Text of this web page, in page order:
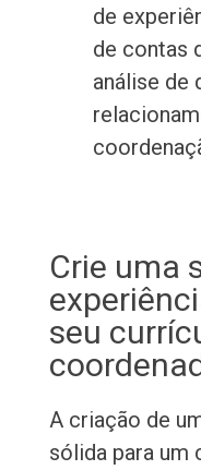
de
de contas
análise de
Crie uma
seu
A criação de
sólida para um